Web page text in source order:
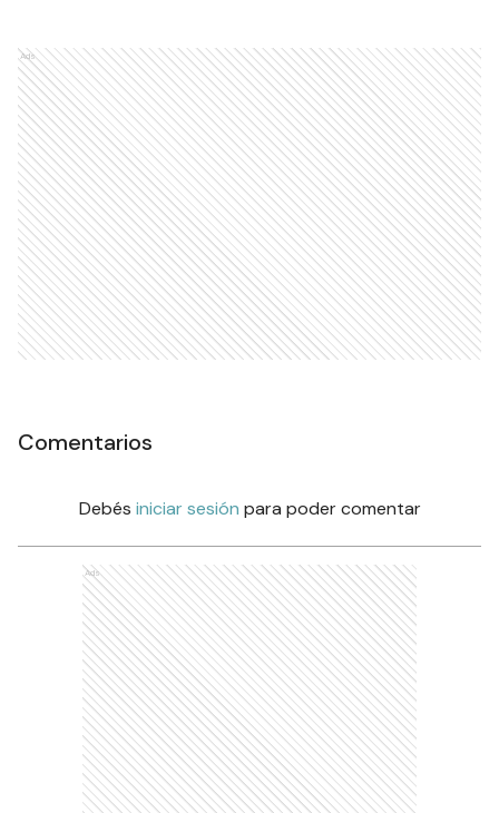
Ads
Comentarios
Debés iniciar sesión para poder comentar
Ads